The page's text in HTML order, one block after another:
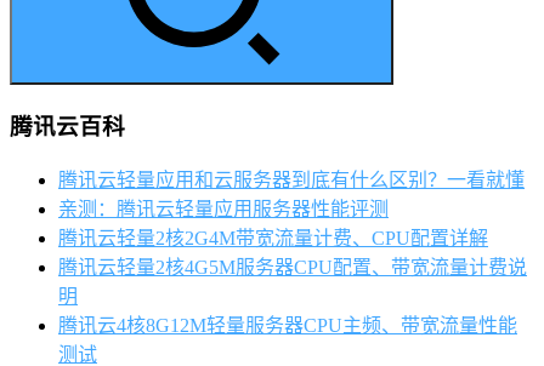
腾讯云百科
腾讯云轻量应用和云服务器到底有什么区别？一看就懂
亲测：腾讯云轻量应用服务器性能评测
腾讯云轻量2核2G4M带宽流量计费、CPU配置详解
腾讯云轻量2核4G5M服务器CPU配置、带宽流量计费说
明
腾讯云4核8G12M轻量服务器CPU主频、带宽流量性能
测试